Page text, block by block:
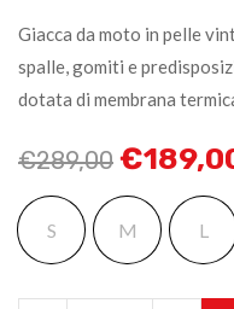
Giacca da moto in pelle
spalle, gomiti e
dotata di membrana
€289,00 €
S M L